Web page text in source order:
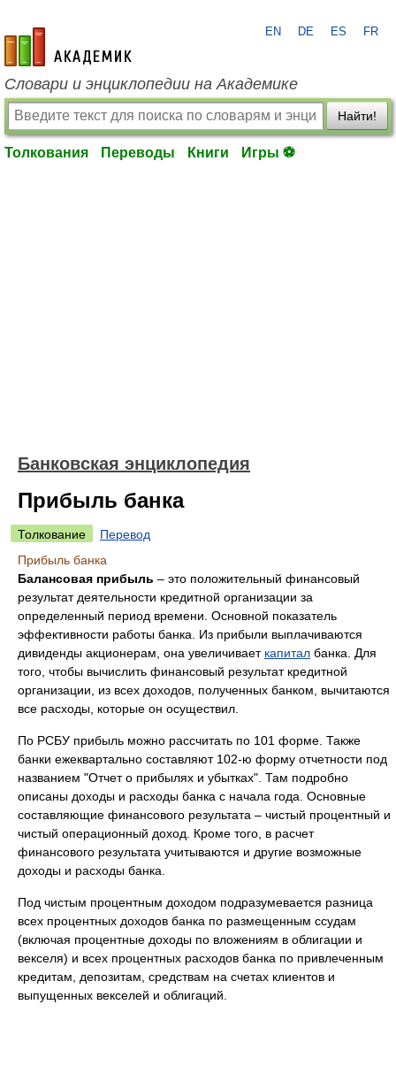
academic.ru
EN DE ES FR
Словари и энциклопедии на Академике
Найти!
Толкования Переводы Книги Игры ⚽
Банковская энциклопедия
Прибыль банка
Толкование
Перевод
Прибыль банка
Балансовая прибыль – это положительный финансовый
результат деятельности кредитной организации за
определенный период времени. Основной показатель
эффективности работы банка. Из прибыли выплачиваются
дивиденды акционерам, она увеличивает капитал банка. Для
того, чтобы вычислить финансовый результат кредитной
организации, из всех доходов, полученных банком, вычитаются
все расходы, которые он осуществил.
По РСБУ прибыль можно рассчитать по 101 форме. Также
банки ежеквартально составляют 102-ю форму отчетности под
названием "Отчет о прибылях и убытках". Там подробно
описаны доходы и расходы банка с начала года. Основные
составляющие финансового результата – чистый процентный и
чистый операционный доход. Кроме того, в расчет
финансового результата учитываются и другие возможные
доходы и расходы банка.
Под чистым процентным доходом подразумевается разница
всех процентных доходов банка по размещенным ссудам
(включая процентные доходы по вложениям в облигации и
векселя) и всех процентных расходов банка по привлеченным
кредитам, депозитам, средствам на счетах клиентов и
выпущенных векселей и облигаций.